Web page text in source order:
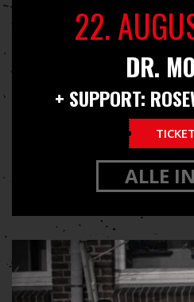
22.
DR.
+ SUPPORT:
ALLE